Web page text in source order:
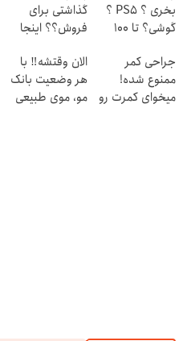
بخری ؟ PS5 ؟
گوشی؟ تا 100
و قسطی بخر ✅
گذاشتی برای
فروش؟؟ اینجا
جراحی کمر
ممنوع شده!
میخوای کمرت رو
الان وقتشه‼️ با
هر وضعیت بانک
مو، موی طبیعی